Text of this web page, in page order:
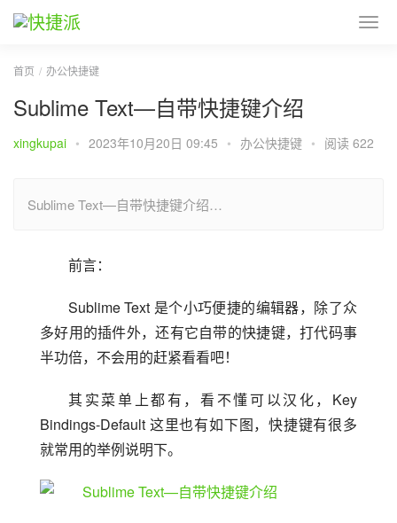
首页 办公快捷键
Sublime Text—自带快捷键介绍
xingkupai • 2023年10月20日 09:45 • 办公快捷键 • 阅读 622
Sublime Text—自带快捷键介绍…
前言：
Sublime Text 是个小巧便捷的编辑器，除了众
多好用的插件外，还有它自带的快捷键，打代码事
半功倍，不会用的赶紧看看吧！
其实菜单上都有，看不懂可以汉化，Key
Bindings-Default 这里也有如下图，快捷键有很多
就常用的举例说明下。